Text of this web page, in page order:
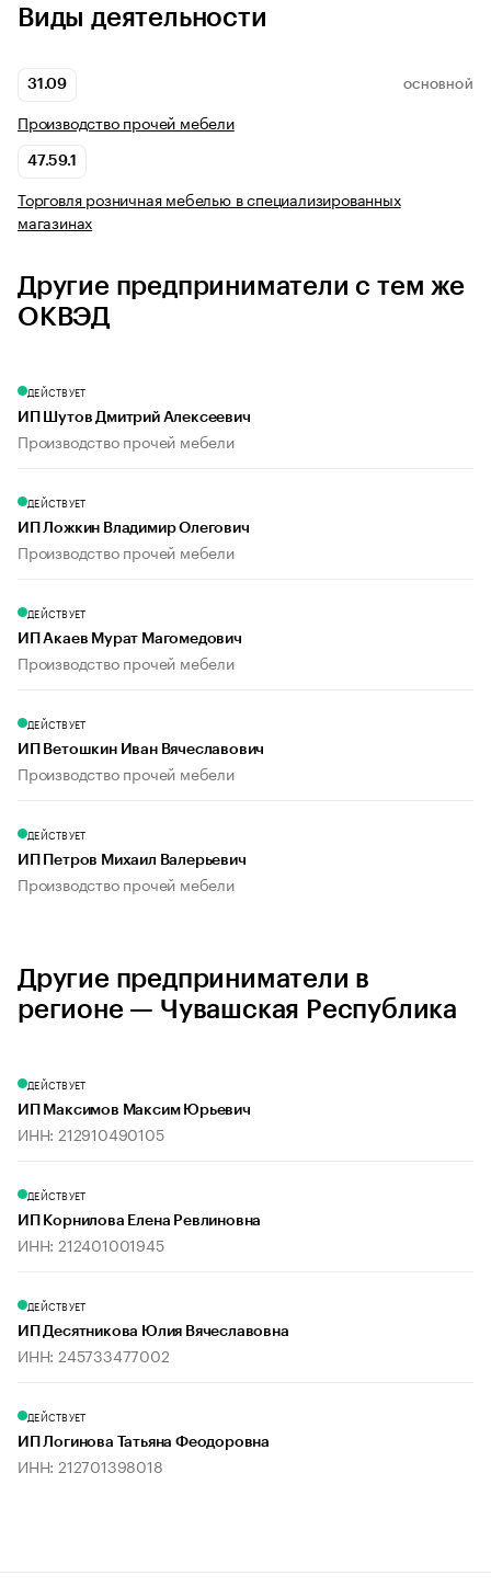
Виды деятельности
31.09 ОСНОВНОЙ
Производство прочей мебели
47.59.1
Торговля розничная мебелью в специализированных
магазинах
Другие предприниматели с тем же
ОКВЭД
ДЕЙСТВУЕТ
ИП Шутов Дмитрий Алексеевич
Производство прочей мебели
ДЕЙСТВУЕТ
ИП Ложкин Владимир Олегович
Производство прочей мебели
ДЕЙСТВУЕТ
ИП Акаев Мурат Магомедович
Производство прочей мебели
ДЕЙСТВУЕТ
ИП Ветошкин Иван Вячеславович
Производство прочей мебели
ДЕЙСТВУЕТ
ИП Петров Михаил Валерьевич
Производство прочей мебели
Другие предприниматели в
регионе — Чувашская Республика
ДЕЙСТВУЕТ
ИП Максимов Максим Юрьевич
ИНН: 212910490105
ДЕЙСТВУЕТ
ИП Корнилова Елена Ревлиновна
ИНН: 212401001945
ДЕЙСТВУЕТ
ИП Десятникова Юлия Вячеславовна
ИНН: 245733477002
ДЕЙСТВУЕТ
ИП Логинова Татьяна Феодоровна
ИНН: 212701398018